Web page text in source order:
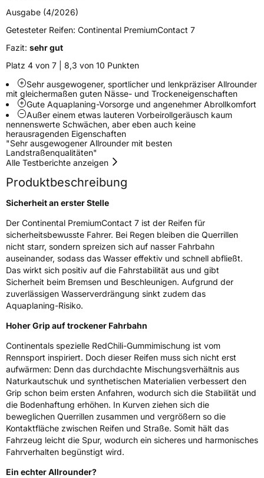
ElektroJa
EU Label
EffizienzC
NasshaftungA
Rollgeräusch (Klasse)B
Rollgeräusch (dB)71
3PMSF / Schneeflockensymbol / Alpine-Symbol
EPREL ID843292
Allgemeine Produktsicherheit (GPSR)
HerstellerkontaktContinental Reifen Deutschland GmbH
Continental-Plaza 1 30173 Hannover
Deutschland,
customerservice_tires@conti.de
Ausgabe (4/2026)
Getesteter Reifen: Continental PremiumContact 7
Fazit: sehr gut
Platz 4 von 7 | 8,3 von 10 Punkten
Sehr ausgewogener, sportlicher und lenkpräziser Allrounder
mit gleichermaßen guten Nässe- und Trockeneigenschaften
Gute Aquaplaning-Vorsorge und angenehmer Abrollkomfort
Außer einem etwas lauteren Vorbeirollgeräusch kaum
nennenswerte Schwächen, aber eben auch keine
herausragenden Eigenschaften
"Sehr ausgewogener Allrounder mit besten
Landstraßenqualitäten"
Alle Testberichte anzeigen
Produktbeschreibung
Sicherheit an erster Stelle
Der Continental PremiumContact 7 ist der Reifen für
sicherheitsbewusste Fahrer. Bei Regen bleiben die Querrillen
nicht starr, sondern spreizen sich auf nasser Fahrbahn
auseinander, sodass das Wasser effektiv und schnell abfließt.
Das wirkt sich positiv auf die Fahrstabilität aus und gibt
Sicherheit beim Bremsen und Beschleunigen. Aufgrund der
zuverlässigen Wasserverdrängung sinkt zudem das
Aquaplaning-Risiko.
Hoher Grip auf trockener Fahrbahn
Continentals spezielle RedChili-Gummimischung ist vom
Rennsport inspiriert. Doch dieser Reifen muss sich nicht erst
aufwärmen: Denn das durchdachte Mischungsverhältnis aus
Naturkautschuk und synthetischen Materialien verbessert den
Grip schon beim ersten Anfahren, wodurch sich die Stabilität und
die Bodenhaftung erhöhen. In Kurven ziehen sich die
beweglichen Querrillen zusammen und vergrößern so die
Kontaktfläche zwischen Reifen und Straße. Somit hält das
Fahrzeug leicht die Spur, wodurch ein sicheres und harmonisches
Fahrverhalten begünstigt wird.
Ein echter Allrounder?